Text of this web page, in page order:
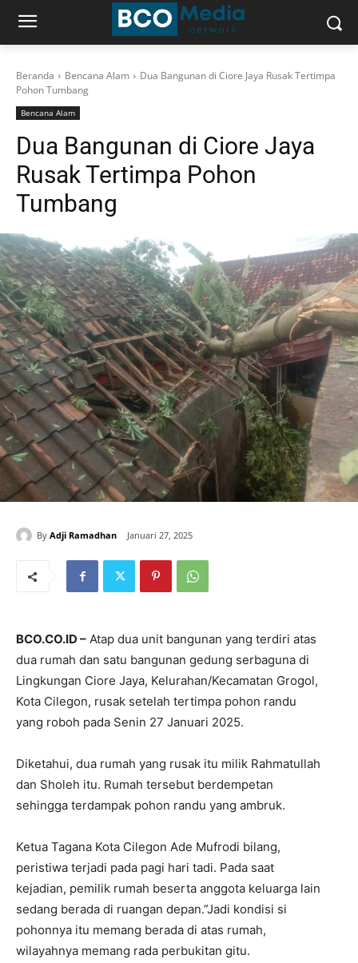
Beranda Bencana Alam
Dua Bangunan di Ciore Jaya Rusak Tertimpa
Pohon Tumbang
Bencana Alam
Dua Bangunan di Ciore Jaya
Rusak Tertimpa Pohon
Tumbang
By Adji Ramadhan Januari 27, 2025
BCO.CO.ID – Atap dua unit bangunan yang terdiri atas
dua rumah dan satu bangunan gedung serbaguna di
Lingkungan Ciore Jaya, Kelurahan/Kecamatan Grogol,
Kota Cilegon, rusak setelah tertimpa pohon randu
yang roboh pada Senin 27 Januari 2025.
Diketahui, dua rumah yang rusak itu milik Rahmatullah
dan Sholeh itu. Rumah tersebut berdempetan
sehingga terdampak pohon randu yang ambruk.
Ketua Tagana Kota Cilegon Ade Mufrodi bilang,
peristiwa terjadi pada pagi hari tadi. Pada saat
kejadian, pemilik rumah beserta anggota keluarga lain
sedang berada di ruangan depan.”Jadi kondisi si
pohonnya itu memang berada di atas rumah,
wilayahnya memang rada perbukitan gitu.